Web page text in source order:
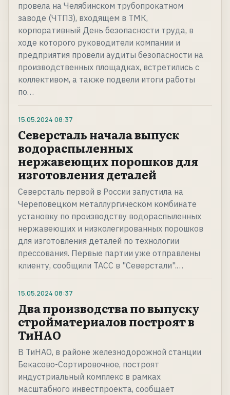
провела на Челябинском трубопрокатном
заводе (ЧТПЗ), входящем в ТМК,
корпоративный День безопасности труда, в
ходе которого руководители компании и
предприятия провели аудиты безопасности на
производственных площадках, встретились с
коллективом, а также подвели итоги работы
по…
15.05.2024 08:37
Северсталь начала выпуск
водораспыленных
нержавеющих порошков для
изготовления деталей
Северсталь первой в России запустила на
Череповецком металлургическом комбинате
установку по производству водораспыленных
нержавеющих и низколегированных порошков
для изготовления деталей по технологии
прессования. Первые партии уже отправлены
клиенту, сообщили ТАСС в "Северстали".…
15.05.2024 08:37
Два производства по выпуску
стройматериалов построят в
ТиНАО
В ТиНАО, в районе железнодорожной станции
Бекасово-Сортировочное, построят
индустриальный комплекс в рамках
масштабного инвестпроекта, сообщает